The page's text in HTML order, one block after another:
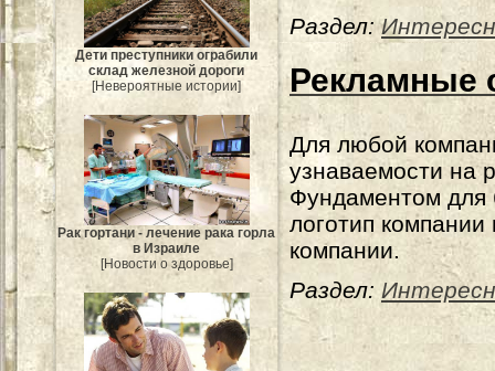
Дети преступники ограбили
склад железной дороги
[Невероятные истории]
Рак гортани - лечение рака горла
в Израиле
[Новости о здоровье]
Раздел:
Рекламные
Для любой
узнаваемости на
Фундаментом для
логотип
компании.
Раздел: